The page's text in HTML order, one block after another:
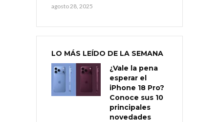
agosto 28, 2025
LO MÁS LEÍDO DE LA SEMANA
¿Vale la pena
esperar el
iPhone 18 Pro?
Conoce sus 10
principales
novedades